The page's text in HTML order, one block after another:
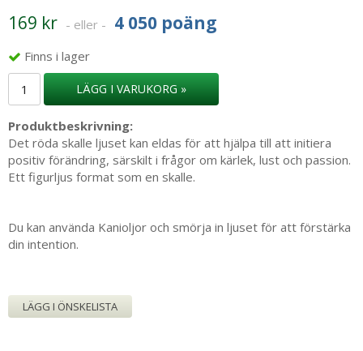
169 kr - eller - 4 050 poäng
Finns i lager
LÄGG I VARUKORG »
Produktbeskrivning:
Det röda skalle ljuset kan eldas för att hjälpa till att initiera
positiv förändring, särskilt i frågor om kärlek, lust och passion.
Ett figurljus format som en skalle.
Du kan använda Kanioljor och smörja in ljuset för att förstärka
din intention.
LÄGG I ÖNSKELISTA